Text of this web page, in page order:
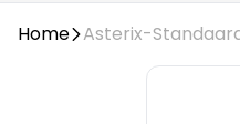
Home Asterix-